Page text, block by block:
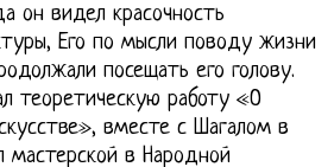
он видел красочность
Его по мысли поводу жизни
посещать его голову.
теоретическую работу «О
вместе с Шагалом в
мастерской в Народной